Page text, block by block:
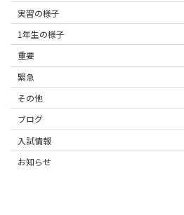
実習の様子
1年生の様子
重要
緊急
その他
ブログ
入試情報
お知らせ